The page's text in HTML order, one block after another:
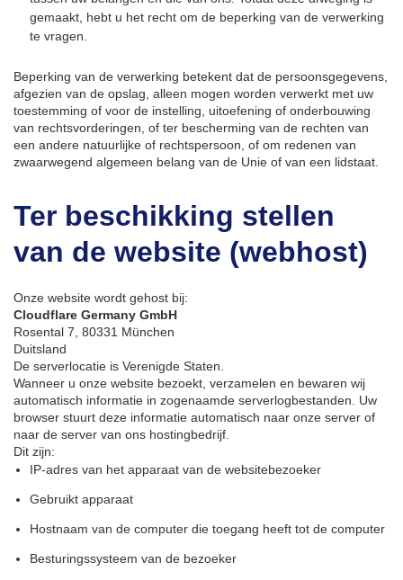
gemaakt, hebt u het recht om de beperking van de verwerking
te vragen.
Beperking van de verwerking betekent dat de persoonsgegevens,
afgezien van de opslag, alleen mogen worden verwerkt met uw
toestemming of voor de instelling, uitoefening of onderbouwing
van rechtsvorderingen, of ter bescherming van de rechten van
een andere natuurlijke of rechtspersoon, of om redenen van
zwaarwegend algemeen belang van de Unie of van een lidstaat.
Ter beschikking stellen
van de website (webhost)
Onze website wordt gehost bij:
Cloudflare Germany GmbH
Rosental 7, 80331 München
Duitsland
De serverlocatie is Verenigde Staten.
Wanneer u onze website bezoekt, verzamelen en bewaren wij
automatisch informatie in zogenaamde serverlogbestanden. Uw
browser stuurt deze informatie automatisch naar onze server of
naar de server van ons hostingbedrijf.
Dit zijn:
IP-adres van het apparaat van de websitebezoeker
Gebruikt apparaat
Hostnaam van de computer die toegang heeft tot de computer
Besturingssysteem van de bezoeker